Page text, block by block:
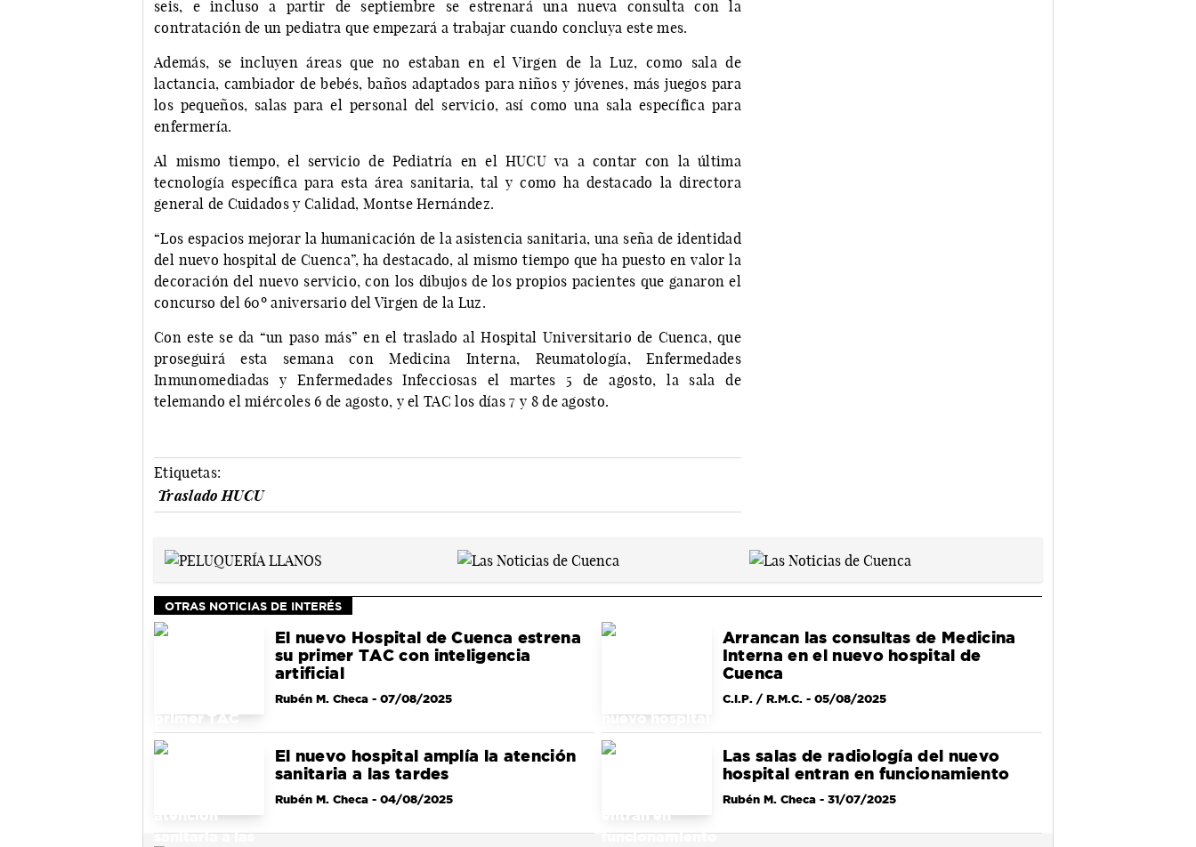
seis, e incluso a partir de septiembre se estrenará una nueva consulta con la
contratación de un pediatra que empezará a trabajar cuando concluya este mes.
Además, se incluyen áreas que no estaban en el Virgen de la Luz, como sala de
lactancia, cambiador de bebés, baños adaptados para niños y jóvenes, más juegos para
los pequeños, salas para el personal del servicio, así como una sala específica para
enfermería.
Al mismo tiempo, el servicio de Pediatría en el HUCU va a contar con la última
tecnología específica para esta área sanitaria, tal y como ha destacado la directora
general de Cuidados y Calidad, Montse Hernández.
“Los espacios mejorar la humanicación de la asistencia sanitaria, una seña de identidad
del nuevo hospital de Cuenca”, ha destacado, al mismo tiempo que ha puesto en valor la
decoración del nuevo servicio, con los dibujos de los propios pacientes que ganaron el
concurso del 60º aniversario del Virgen de la Luz.
Con este se da “un paso más” en el traslado al Hospital Universitario de Cuenca, que
proseguirá esta semana con Medicina Interna, Reumatología, Enfermedades
Inmunomediadas y Enfermedades Infecciosas el martes 5 de agosto, la sala de
telemando el miércoles 6 de agosto, y el TAC los días 7 y 8 de agosto.
Etiquetas:
Traslado HUCU
OTRAS NOTICIAS DE INTERÉS
El nuevo Hospital de Cuenca estrena
su primer TAC con inteligencia
artificial
Rubén M. Checa- 07/08/2025
Arrancan las consultas de Medicina
Interna en el nuevo hospital de
Cuenca
C.I.P. / R.M.C.- 05/08/2025
El nuevo hospital amplía la atención
sanitaria a las tardes
Rubén M. Checa- 04/08/2025
Las salas de radiología del nuevo
hospital entran en funcionamiento
Rubén M. Checa- 31/07/2025